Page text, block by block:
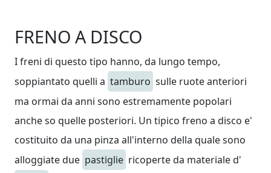
FRENO A DISCO
I freni di questo tipo hanno, da lungo tempo,
soppiantato quelli a tamburo sulle ruote anteriori
ma ormai da anni sono estremamente popolari
anche so quelle posteriori. Un tipico freno a disco e'
costituito da una pinza all'interno della quale sono
alloggiate due pastiglie ricoperte da materiale d'